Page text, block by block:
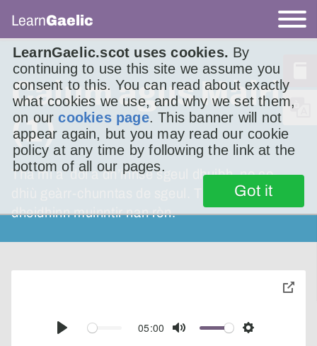
LearnGaelic.scot uses cookies. By
continuing to use this site we assume you
consent to this. You can read about exactly
what cookies we use, and why we set them,
on ourcookies page. This banner will not
appear again, but you may read our cookie
policy at any time by following the link at the
bottom of all our pages.
Got it
LearnGaelic
Calum agus Màiri
(1)
Tha mi a’ dol a dh’innse sgeul dhuibh, no co-
dhiù geàrr-chunntas de sgeul. Tha e mu
dheidhinn muinntir nan ròn.
Play
05:00
Mute Settings
toggle